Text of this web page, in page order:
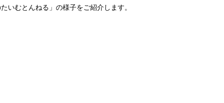
いむとんねる」の様子をご紹介します。